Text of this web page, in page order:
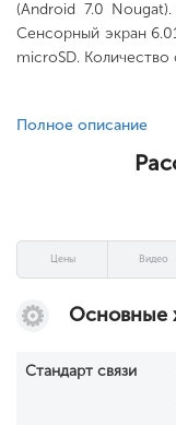
(Android 7.0
Сенсорный экран
microSD. Количество
Полное описание
Цены Видео
Основные
Стандарт связи